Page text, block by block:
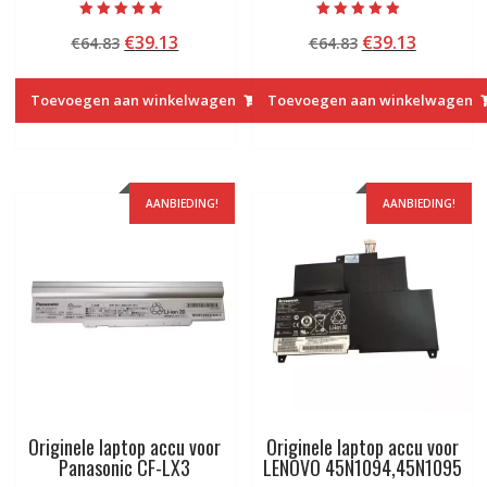
5.00
van 5
€64.83 Oorspronkelijke
was:
€64.83.
€39.13
is:
€39.13.
Toevoegen aan winkelwagen
met
4.50
€64.83
was:
€64.83.
€39.13Huidige
is:
€39.13.
Toevoegen aan winkelwagen
AANBIEDING!
Originele laptop accu voor
Panasonic CF-LX3
AANBIEDING!
Originele laptop accu voor
LENOVO 45N1094,45N1095